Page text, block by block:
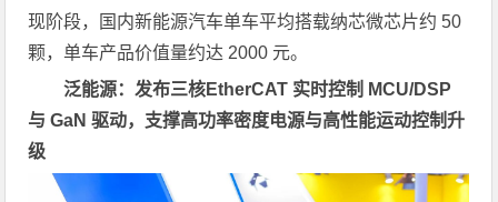
现阶段，国内新能源汽车单车平均搭载纳芯微芯片约 50
颗，单车产品价值量约达 2000 元。
泛能源：发布三核EtherCAT 实时控制 MCU/DSP
与 GaN 驱动，支撑高功率密度电源与高性能运动控制升
级